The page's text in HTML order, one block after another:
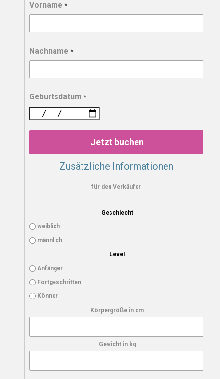
Vorname *
Nachname *
Geburtsdatum *
Jetzt buchen
Zusätzliche Informationen
für den Verkäufer
Geschlecht
weiblich
männlich
Level
Anfänger
Fortgeschritten
Könner
Körpergröße in cm
Gewicht in kg